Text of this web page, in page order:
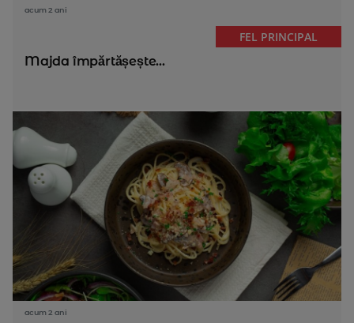
acum 2 ani
FEL PRINCIPAL
Majda împărtășește...
acum 2 ani